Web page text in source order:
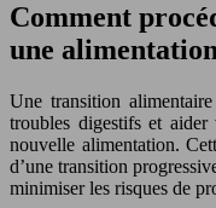
Comment
une
Une transition
troubles digestifs et aider
nouvelle alimentation.
d’une transition
minimiser les risques de